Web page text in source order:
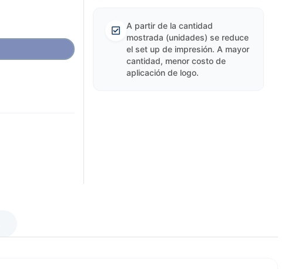
A partir de la cantidad
mostrada (unidades) se reduce
el set up de impresión. A mayor
cantidad, menor costo de
aplicación de logo.